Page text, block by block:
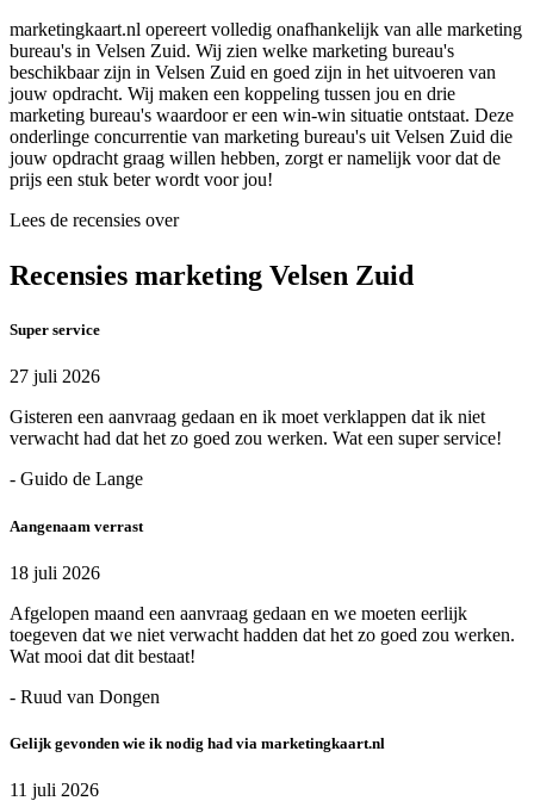
marketingkaart.nl opereert volledig onafhankelijk van alle marketing
bureau's in Velsen Zuid. Wij zien welke marketing bureau's
beschikbaar zijn in Velsen Zuid en goed zijn in het uitvoeren van
jouw opdracht. Wij maken een koppeling tussen jou en drie
marketing bureau's waardoor er een win-win situatie ontstaat. Deze
onderlinge concurrentie van marketing bureau's uit Velsen Zuid die
jouw opdracht graag willen hebben, zorgt er namelijk voor dat de
prijs een stuk beter wordt voor jou!
Lees de recensies over
Recensies marketing Velsen Zuid
Super service
27 juli 2026
Gisteren een aanvraag gedaan en ik moet verklappen dat ik niet
verwacht had dat het zo goed zou werken. Wat een super service!
- Guido de Lange
Aangenaam verrast
18 juli 2026
Afgelopen maand een aanvraag gedaan en we moeten eerlijk
toegeven dat we niet verwacht hadden dat het zo goed zou werken.
Wat mooi dat dit bestaat!
- Ruud van Dongen
Gelijk gevonden wie ik nodig had via marketingkaart.nl
11 juli 2026